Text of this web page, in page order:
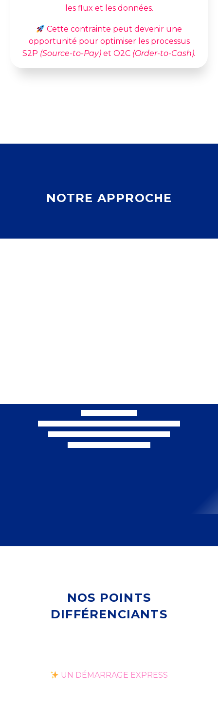
les flux et les données.
Cette contrainte peut devenir une
opportunité pour optimiser les processus
S2P (Source-to-Pay) et O2C (Order-to-Cash).
NOTRE APPROCHE
NOS POINTS
DIFFÉRENCIANTS
UN DÉMARRAGE EXPRESS